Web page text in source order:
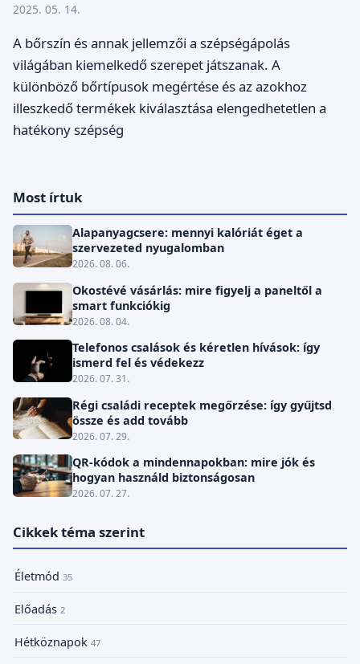
2025. 05. 14.
A bőrszín és annak jellemzői a szépségápolás
világában kiemelkedő szerepet játszanak. A
különböző bőrtípusok megértése és az azokhoz
illeszkedő termékek kiválasztása elengedhetetlen a
hatékony szépség
Most írtuk
Alapanyagcsere: mennyi kalóriát éget a
szervezeted nyugalomban
2026. 08. 06.
Okostévé vásárlás: mire figyelj a paneltől a
smart funkciókig
2026. 08. 04.
Telefonos csalások és kéretlen hívások: így
ismerd fel és védekezz
2026. 07. 31.
Régi családi receptek megőrzése: így gyűjtsd
össze és add tovább
2026. 07. 29.
QR-kódok a mindennapokban: mire jók és
hogyan használd biztonságosan
2026. 07. 27.
Cikkek téma szerint
Életmód 35
Előadás 2
Hétköznapok 47